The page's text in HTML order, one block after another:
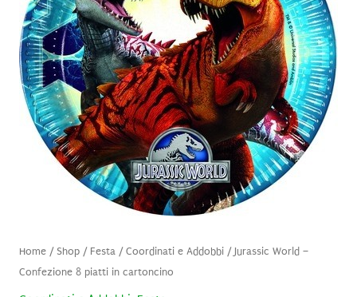
Home/ Shop/ Festa/Coordinati e Addobbi/ Jurassic World –
Confezione 8 piatti in cartoncino